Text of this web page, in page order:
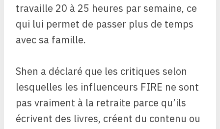
travaille 20 à 25 heures par semaine, ce
qui lui permet de passer plus de temps
avec sa famille.
Shen a déclaré que les critiques selon
lesquelles les influenceurs FIRE ne sont
pas vraiment à la retraite parce qu’ils
écrivent des livres, créent du contenu ou